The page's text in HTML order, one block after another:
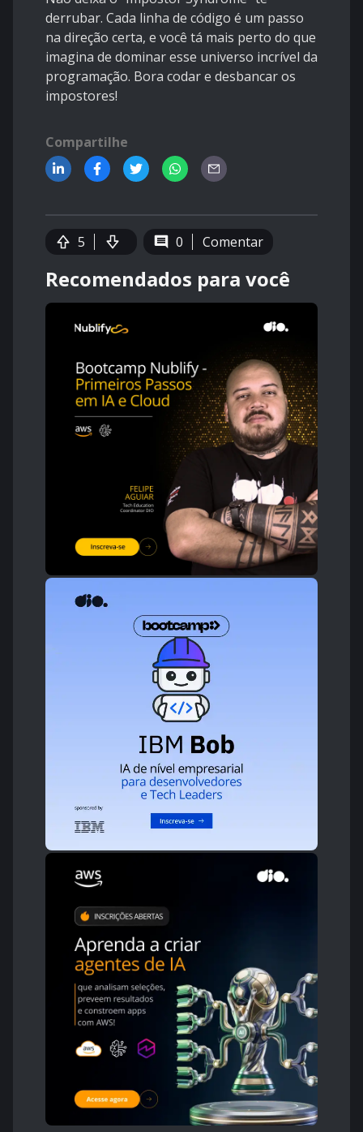
derrubar. Cada linha de código é um passo
na direção certa, e você tá mais perto do que
imagina de dominar esse universo incrível da
programação. Bora codar e desbancar os
impostores!
Compartilhe
5 0 Comentar
Recomendados para você